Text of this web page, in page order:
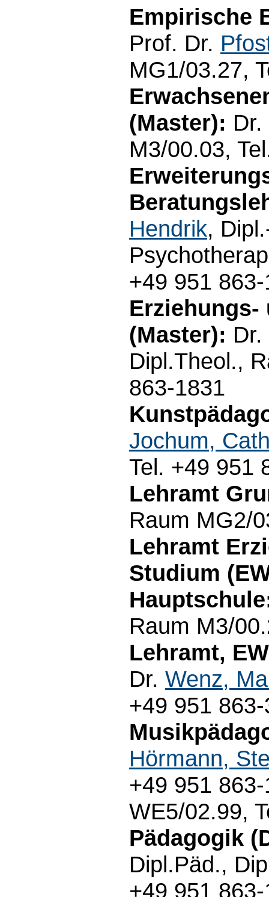
Empirische
Prof. Dr.
MG1/03.27,
(Master): Dr.
M3/00.03,
Hendrik,
+49 951
(Master): Dr.
Dipl.Theol.,
863-1831
Jochum,
Tel. +49 951
Lehramt
Raum MG2/
Lehramt
Studium
Raum M3/
Lehramt,
Dr. Wenz,
+49 951
Hörmann,
+49 951
WE5/02.99,
Pädagogik
Dipl.Päd.,
+49 951